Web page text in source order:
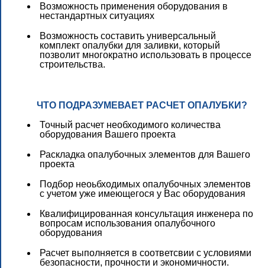
Возможность применения оборудования в
нестандартных ситуациях
Возможность составить универсальный
комплект опалубки для заливки, который
позволит многократно использовать в процессе
строительства.
ЧТО ПОДРАЗУМЕВАЕТ РАСЧЕТ ОПАЛУБКИ?
Точный расчет необходимого количества
оборудования Вашего проекта
Раскладка опалубочных элементов для Вашего
проекта
Подбор неоьбходимых опалубочных элементов
с учетом уже имеющегося у Вас оборудования
Квалифицированная консультация инженера по
вопросам использования опалубочного
оборудования
Расчет выполняется в соответсвии с условиями
безопасности, прочности и экономичности.